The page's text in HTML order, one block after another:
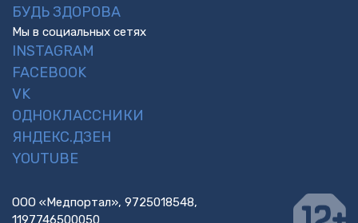
БУДЬ ЗДОРОВА
Мы в социальных сетях
INSTAGRAM
FACEBOOK
VK
ОДНОКЛАССНИКИ
ЯНДЕКС.ДЗЕН
YOUTUBE
ООО «Медпортал», 9725018548,
1197746500050